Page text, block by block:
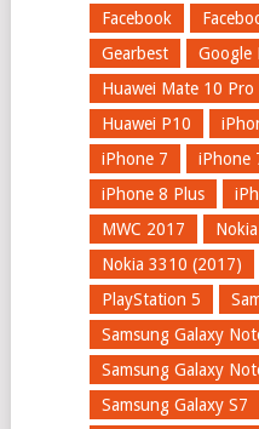
Facebook
Gearbest
Google
Huawei Mate 10 Pro
Huawei P10
iPhone 7
iPhone
iPhone 8 Plus
MWC 2017
Nokia 3310 (2017)
PlayStation 5
Samsung Galaxy
Samsung Galaxy
Samsung Galaxy S7